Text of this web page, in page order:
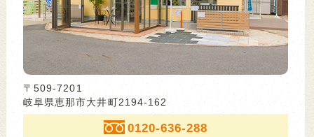
〒509-7201
岐阜県恵那市大井町2194-162
0120-636-288